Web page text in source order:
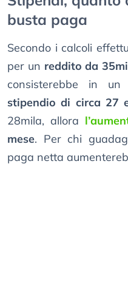
busta paga
Secondo i calcoli
per un reddito da
consisterebbe in un
stipendio di circa 27
28mila, allora
mese. Per chi
paga netta